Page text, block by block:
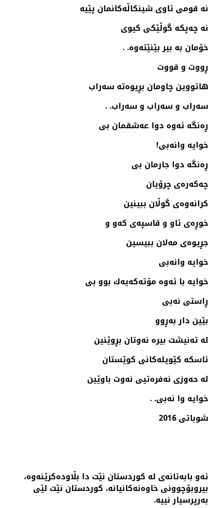
نه‌ قومی ئاوی شینكاڵه‌كانمان پێیه‌
نه‌ چه‌پكه‌ گوڵێكی كیوی
خۆمان به‌ بیر بێنێته‌وه‌. .
ڕووت و قووت
هاتووین چاومان بڕیوه‌ته‌ سه‌راب
سه‌راب و سه‌راب و سه‌راب. .
ڕه‌نگه‌ ئه‌وه‌ دوا عه‌شقمان بی
خوایه‌ وانه‌بی!
ڕه‌نگه‌ دوا جارمان بی
چه‌كه‌ره‌ی چرۆیان
كرانه‌وه‌ی گوڵان ببینین
خوڕه‌ی ئاو و قاسپه‌ی كه‌و و
جڕیوه‌ی مه‌لان ببیسین
خوایه‌ وانه‌بی
خوایه‌ با ئه‌وه‌ مۆته‌كه‌یه‌ك بوو بی
ڕاستی نه‌بی
بێین دار به‌ڕوو
له‌ ته‌نیشت بیره‌ نه‌وتان بڕوێنین
ئاسكه‌ كێویله‌كانی كوێستان
له‌ حه‌وزی نه‌فره‌تیی نه‌وت باوێین
خوایه‌ وا نه‌بی. .
شوباتی 2016
ئه‌و بابه‌تانه‌ی له‌ کوردستان نێت دا بڵاوده‌کرێنه‌وه‌،
بیروبۆچوونی خاوه‌نه‌کانیانه‌، کوردستان نێت لێی
به‌رپرسیار نییه‌.